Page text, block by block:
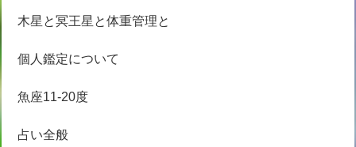
木星と冥王星と体重管理と
個人鑑定について
魚座11-20度
占い全般